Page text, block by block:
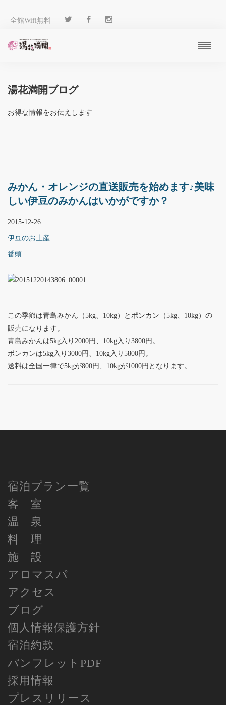
全館Wifi無料
過ごし方
客 室
温 泉
ENGLISH
湯花満開ブログ
お得な情報をお伝えします
みかん・オレンジの直送販売を始めます♪美味
しい伊豆のみかんはいかがですか？
2015-12-26
伊豆のお土産
番頭
この季節は青島みかん（5kg、10kg）とポンカン（5kg、10kg）の
販売になります。
青島みかんは5kg入り2000円、10kg入り3800円。
ポンカンは5kg入り3000円、10kg入り5800円。
送料は全国一律で5kgが800円、10kgが1000円となります。
宿泊プラン一覧
客 室
温 泉
料 理
施 設
アロマスパ
アクセス
ブログ
個人情報保護方針
宿泊約款
パンフレットPDF
採用情報
プレスリリース